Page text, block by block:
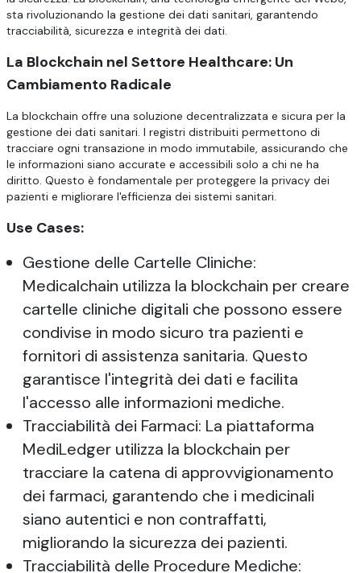
sta rivoluzionando la gestione dei dati sanitari, garantendo
tracciabilità, sicurezza e integrità dei dati.
La Blockchain nel Settore Healthcare: Un
Cambiamento Radicale
La blockchain offre una soluzione decentralizzata e sicura per la
gestione dei dati sanitari. I registri distribuiti permettono di
tracciare ogni transazione in modo immutabile, assicurando che
le informazioni siano accurate e accessibili solo a chi ne ha
diritto. Questo è fondamentale per proteggere la privacy dei
pazienti e migliorare l'efficienza dei sistemi sanitari.
Use Cases:
Gestione delle Cartelle Cliniche:
Medicalchain utilizza la blockchain per creare
cartelle cliniche digitali che possono essere
condivise in modo sicuro tra pazienti e
fornitori di assistenza sanitaria. Questo
garantisce l'integrità dei dati e facilita
l'accesso alle informazioni mediche.
Tracciabilità dei Farmaci: La piattaforma
MediLedger utilizza la blockchain per
tracciare la catena di approvvigionamento
dei farmaci, garantendo che i medicinali
siano autentici e non contraffatti,
migliorando la sicurezza dei pazienti.
Tracciabilità delle Procedure Mediche: